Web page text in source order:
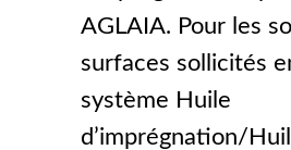
AGLAIA. Pour les
surfaces sollicités
système Huile
d’imprégnation/